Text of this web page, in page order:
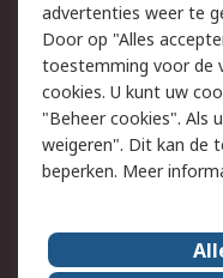
Wettelijk
Cookiebeleid
Privacybeleid
Algemene
Over RS
advertenties weer te
Door op "Alles
toestemming voor de
cookies. U kunt uw
"Beheer cookies". Als
weigeren". Dit kan de
beperken. Meer